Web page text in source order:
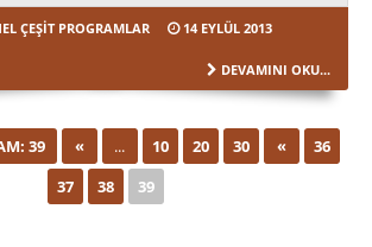
ÇEŞIT PROGRAMLAR 14 EYLÜL 2013
DEVAMINI OKU...
39
«
İLK
... 10 20 30 «
36
37
38 39